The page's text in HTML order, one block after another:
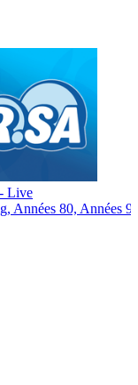
Live
Années 80, Années